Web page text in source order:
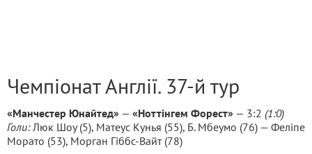
Чемпіонат Англії. 37-й тур
«Манчестер Юнайтед» — «Ноттінгем Форест» — 3:2 (1:0)
Голи:Люк Шоу (5), Матеус Кунья (55), Б. Мбеумо (76) — Феліпе
Морато (53), Морган Гіббс-Вайт (78)